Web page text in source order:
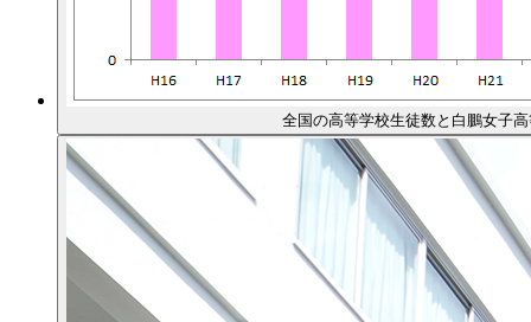
全国の高等学校生徒数と白鵬女子